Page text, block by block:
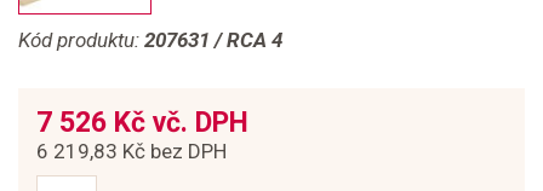
Kód produktu: 207631 / RCA 4
7 526 Kč vč. DPH
6 219,83 Kč bez DPH